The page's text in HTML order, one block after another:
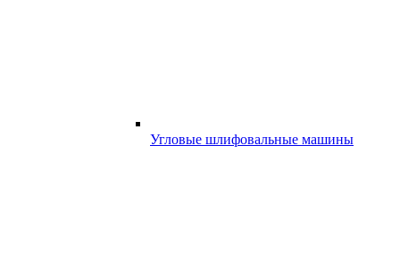
Угловые шлифовальные машины